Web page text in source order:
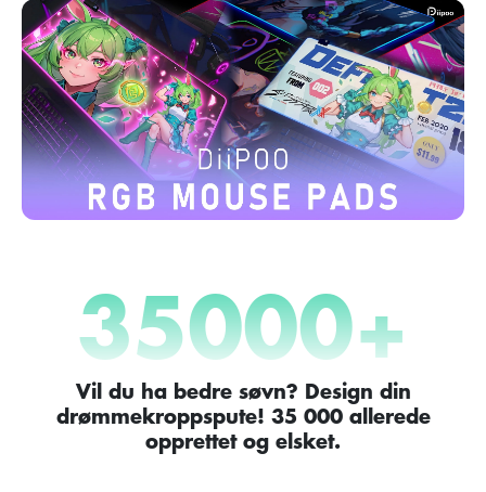
35000+
Vil du ha bedre søvn? Design din
drømmekroppspute! 35 000 allerede
opprettet og elsket.